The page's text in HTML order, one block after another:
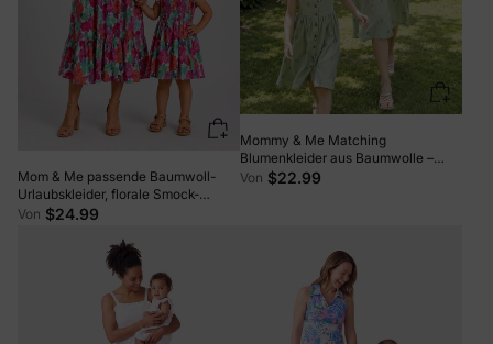
Mom & Me passende Baumwoll-
Urlaubskleider, florale Smock-
Kleider mit Rüschen-Trägern für
Von $24.99
Mommy & Me Matching
Blumenkleider aus Baumwolle –
Button-Down Smock Kleid mit
Von $22.99